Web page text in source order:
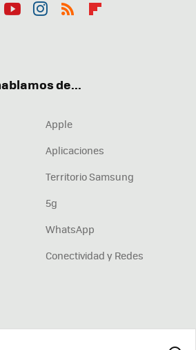
de...
Apple
Aplicaciones
Territorio Samsung
5g
WhatsApp
Conectividad y Redes